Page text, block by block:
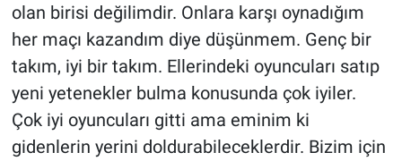
olan birisi değilimdir. Onlara karşı oynadığım
her maçı kazandım diye düşünmem. Genç bir
takım, iyi bir takım. Ellerindeki oyuncuları satıp
yeni yetenekler bulma konusunda çok iyiler.
Çok iyi oyuncuları gitti ama eminim ki
gidenlerin yerini doldurabileceklerdir. Bizim için